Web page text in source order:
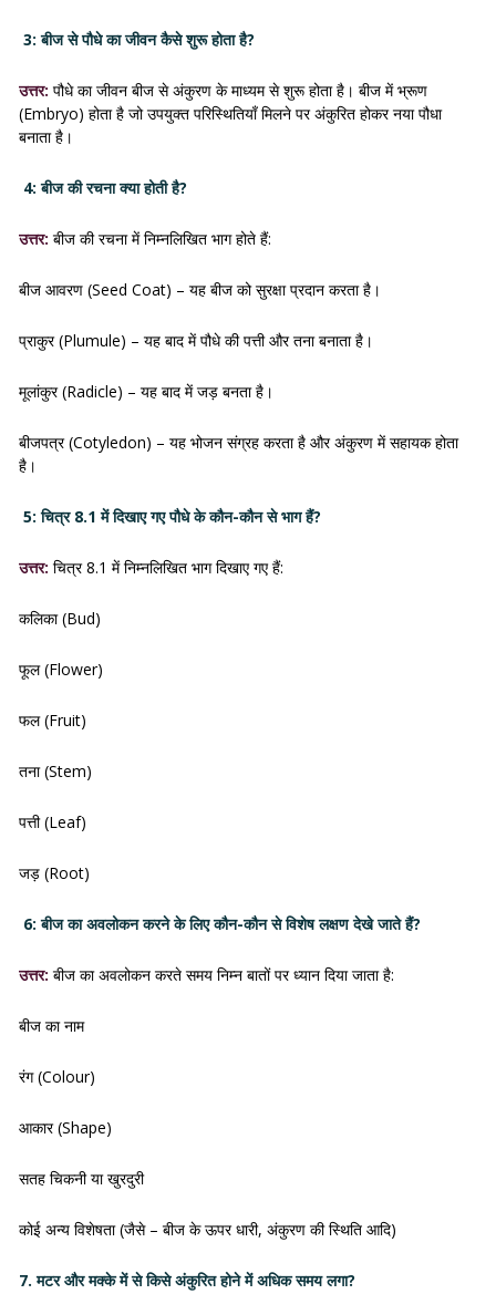
3: बीज से पौधे का जीवन कैसे शुरू होता है?
उत्तर: पौधे का जीवन बीज से अंकुरण के माध्यम से शुरू होता है। बीज में भ्रूण
(Embryo) होता है जो उपयुक्त परिस्थितियाँ मिलने पर अंकुरित होकर नया पौधा
बनाता है।
4: बीज की रचना क्या होती है?
उत्तर: बीज की रचना में निम्नलिखित भाग होते हैं:
बीज आवरण (Seed Coat) – यह बीज को सुरक्षा प्रदान करता है।
प्राकुर (Plumule) – यह बाद में पौधे की पत्ती और तना बनाता है।
मूलांकुर (Radicle) – यह बाद में जड़ बनता है।
बीजपत्र (Cotyledon) – यह भोजन संग्रह करता है और अंकुरण में सहायक होता
है।
5: चित्र 8.1 में दिखाए गए पौधे के कौन-कौन से भाग हैं?
उत्तर: चित्र 8.1 में निम्नलिखित भाग दिखाए गए हैं:
कलिका (Bud)
फूल (Flower)
फल (Fruit)
तना (Stem)
पत्ती (Leaf)
जड़ (Root)
6: बीज का अवलोकन करने के लिए कौन-कौन से विशेष लक्षण देखे जाते हैं?
उत्तर: बीज का अवलोकन करते समय निम्न बातों पर ध्यान दिया जाता है:
बीज का नाम
रंग (Colour)
आकार (Shape)
सतह चिकनी या खुरदुरी
कोई अन्य विशेषता (जैसे – बीज के ऊपर धारी, अंकुरण की स्थिति आदि)
7. मटर और मक्के में से किसे अंकुरित होने में अधिक समय लगा?